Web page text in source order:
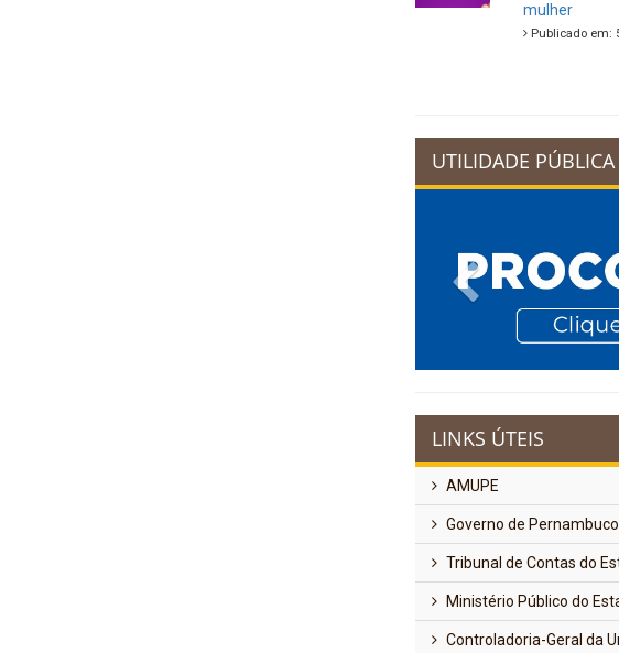
mulher
Publicado em:
UTILIDADE PÚBLICA
Previous
LINKS ÚTEIS
AMUPE
Governo de Pernambuco
Tribunal de Contas do
Ministério Público do
Controladoria-Geral da